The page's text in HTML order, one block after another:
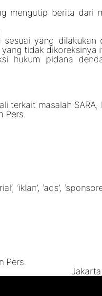
mengutip berita dari
yang dilakukan
tidak dikoreksinya
hukum pidana
terkait masalah SARA,
Pers.
‘ads’,
Pers.